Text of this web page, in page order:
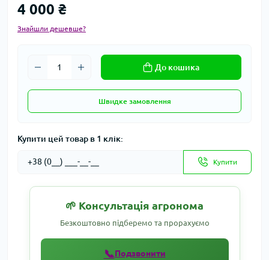
4 000 ₴
Знайшли дешевше?
До кошика
Швидке замовлення
Купити цей товар в 1 клік:
Купити
🌱 Консультація агронома
Безкоштовно підберемо та прорахуємо
📞Подзвонити